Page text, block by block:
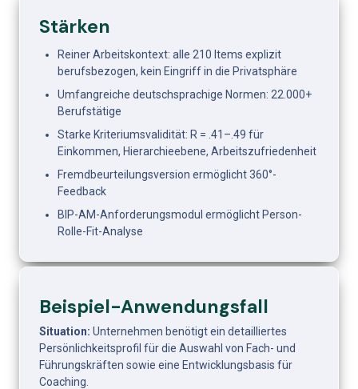
Stärken
Reiner Arbeitskontext: alle 210 Items explizit
berufsbezogen, kein Eingriff in die Privatsphäre
Umfangreiche deutschsprachige Normen: 22.000+
Berufstätige
Starke Kriteriumsvalidität: R = .41–.49 für
Einkommen, Hierarchieebene, Arbeitszufriedenheit
Fremdbeurteilungsversion ermöglicht 360°-
Feedback
BIP-AM-Anforderungsmodul ermöglicht Person-
Rolle-Fit-Analyse
Beispiel-Anwendungsfall
Situation: Unternehmen benötigt ein detailliertes
Persönlichkeitsprofil für die Auswahl von Fach- und
Führungskräften sowie eine Entwicklungsbasis für
Coaching.